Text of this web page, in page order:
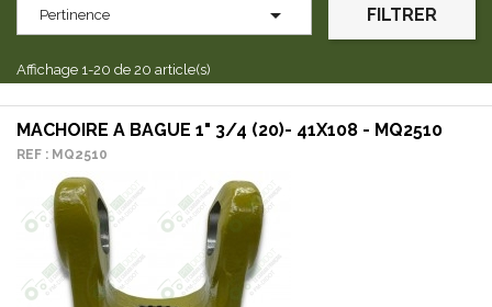
Pertinence  FILTRER
Affichage 1-20 de 20 article(s)
MACHOIRE A BAGUE 1" 3/4 (20)- 41X108 - MQ2510
REF : MQ2510